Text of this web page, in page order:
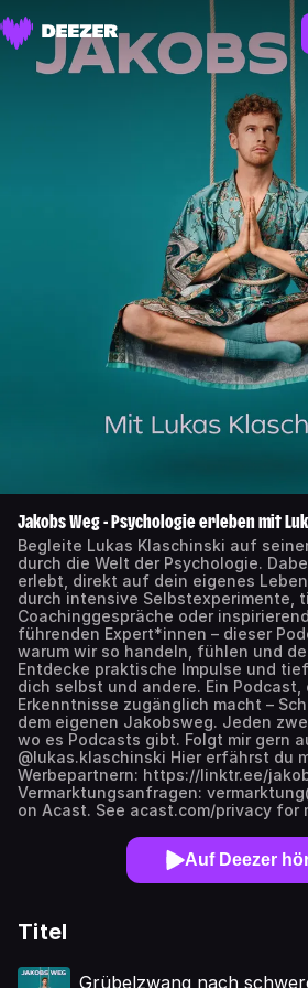
Jakobs Weg - Psychologie erleben mit
Begleite Lukas Klaschinski auf
durch die Welt der Psychologie.
erlebt, direkt auf dein eigenes
durch intensive Selbstexperimente,
Coachinggespräche oder
führenden Expert*innen – dieser
warum wir so handeln, fühlen und
Entdecke praktische Impulse und
dich selbst und andere. Ein
Erkenntnisse zugänglich macht –
dem eigenen Jakobsweg. Jeden
wo es Podcasts gibt. Folgt mir gern
@lukas.klaschinski Hier erfährst du
Werbepartnern: https://linktr.ee/
Vermarktungsanfragen:
on Acast. See acast.com/privacy for
Auf Deezer
Titel
Grübelzwang nach